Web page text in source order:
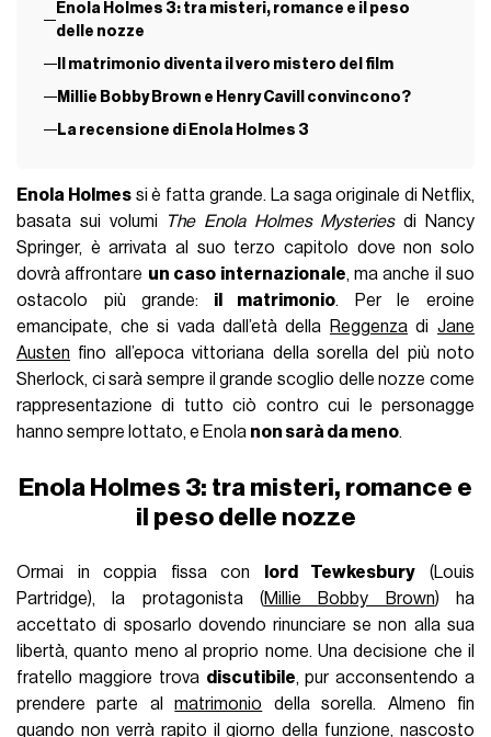
Enola Holmes 3: tra misteri, romance e il peso
delle nozze
Il matrimonio diventa il vero mistero del film
Millie Bobby Brown e Henry Cavill convincono?
La recensione di Enola Holmes 3
Enola Holmessi è fatta grande. La saga originale di Netflix,
basata sui volumi
The Enola Holmes Mysteriesdi Nancy
Springer, è arrivata al suo terzo capitolo dove non solo
dovrà affrontare un caso internazionale, ma anche il suo
ostacolo più grande: il matrimonio. Per le eroine
emancipate, che si vada dall’età della
Reggenzadi Jane
Austen fino all’epoca vittoriana della sorella del più noto
Sherlock, ci sarà sempre il grande scoglio delle nozze come
rappresentazione di tutto ciò contro cui le personagge
hanno sempre lottato, e Enola non sarà da meno.
Enola Holmes 3: tra misteri, romance e
il peso delle nozze
Ormai in coppia fissa con lord Tewkesbury (Louis
Partridge), la protagonista (Millie Bobby Brown) ha
accettato di sposarlo dovendo rinunciare se non alla sua
libertà, quanto meno al proprio nome. Una decisione che il
fratello maggiore trova discutibile, pur acconsentendo a
prendere parte almatrimonio della sorella. Almeno fin
quando non verrà rapito il giorno della funzione, nascosto